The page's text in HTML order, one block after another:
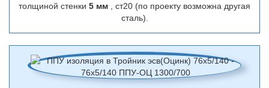
толщиной стенки 5 мм , ст20 (по проекту возможна другая
сталь).